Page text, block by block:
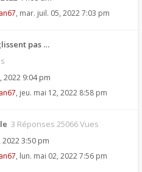
, mar. juil. 05, 2022 7:03 pm
pas …
2022 9:04 pm
, jeu. mai 12, 2022 8:58 pm
3 Réponses 25066 Vues
3:50 pm
, lun. mai 02, 2022 7:56 pm